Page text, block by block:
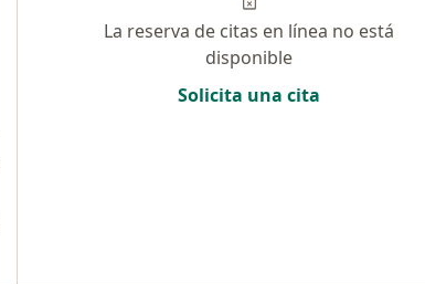
La reserva de citas en línea no está
disponible
Solicita una cita